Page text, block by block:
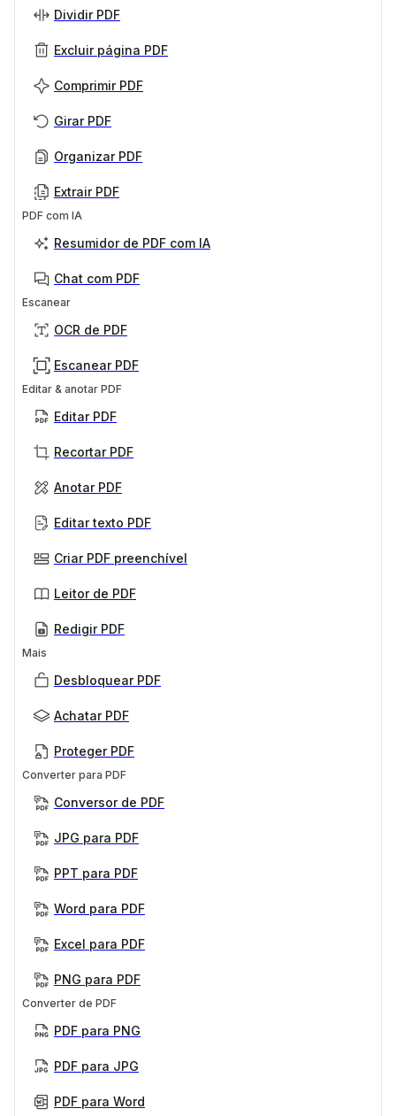
Dividir PDF
Excluir página PDF
Comprimir PDF
Girar PDF
Organizar PDF
Extrair PDF
PDF com IA
Resumidor de PDF com IA
Chat com PDF
Escanear
OCR de PDF
Escanear PDF
Editar & anotar PDF
Editar PDF
Recortar PDF
Anotar PDF
Editar texto PDF
Criar PDF preenchível
Leitor de PDF
Redigir PDF
Mais
Desbloquear PDF
Achatar PDF
Proteger PDF
Converter para PDF
Conversor de PDF
JPG para PDF
PPT para PDF
Word para PDF
Excel para PDF
PNG para PDF
Converter de PDF
PDF para PNG
PDF para JPG
PDF para Word